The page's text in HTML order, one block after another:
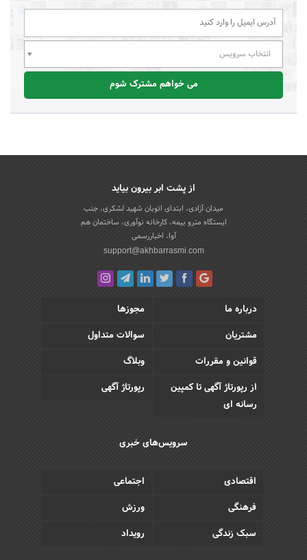
انتخاب سرویس
می خواهم مشترک شوم
از پشت ابر بیرون بیاید
میدان آزادی، ابتدای اتوبان شهید لشکری، جنب
ایستگاه مترو بیمه، کارخانه نوآوری، ساختمان هم
آوا، اخباررسمی
support@akhbarrasmi.com
درباره ما
مجوزها
مشتریان
سوالات متداول
قوانین و مقررات
وبلاگ
از رپورتاژ آگهی تا کمپین
رسانه ای
رپورتاژ آگهی
سرویس‌های خبری
اقتصادی
اجتماعی
فرهنگی
ورزش
سبک زندگی
رویداد